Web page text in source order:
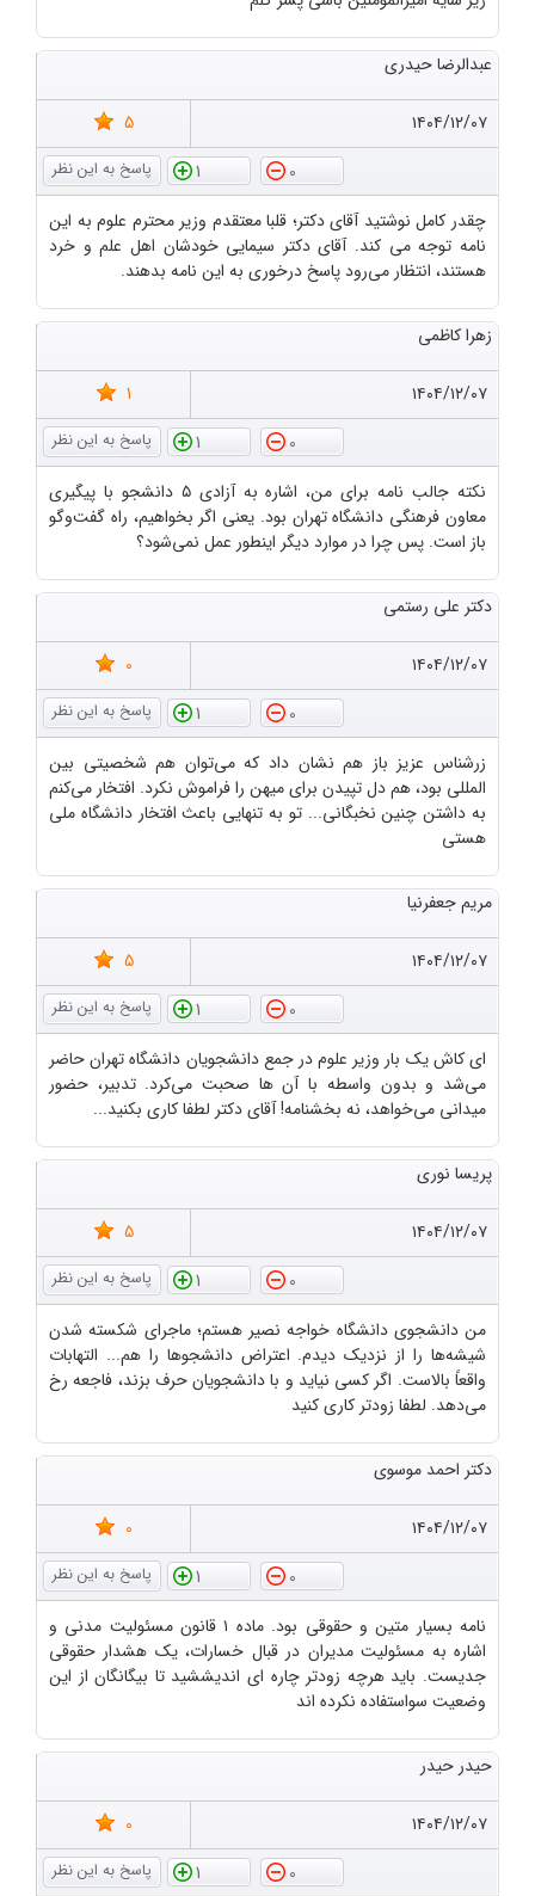
عبدالرضا حیدری
۱۴۰۴/۱۲/۰۷
5
0
1
چقدر کامل نوشتید آقای دکتر؛ قلبا معتقدم وزیر محترم علوم به این
نامه توجه می کند. آقای دکتر سیمایی خودشان اهل علم و خرد
هستند، انتظار می‌رود پاسخ درخوری به این نامه بدهند.
زهرا کاظمی
۱۴۰۴/۱۲/۰۷
1
0
1
نکته جالب نامه برای من، اشاره به آزادی ۵ دانشجو با پیگیری
معاون فرهنگی دانشگاه تهران بود. یعنی اگر بخواهیم، راه گفت‌وگو
باز است. پس چرا در موارد دیگر اینطور عمل نمی‌شود؟
دکتر علی رستمی
۱۴۰۴/۱۲/۰۷
0
0
1
زرشناس عزیز باز هم نشان داد که می‌توان هم شخصیتی بین
المللی بود، هم دل تپیدن برای میهن را فراموش نکرد. افتخار می‌کنم
به داشتن چنین نخبگانی... تو به تنهایی باعث افتخار دانشگاه ملی
هستی
مریم جعفرنیا
۱۴۰۴/۱۲/۰۷
5
0
1
ای کاش یک بار وزیر علوم در جمع دانشجویان دانشگاه تهران حاضر
می‌شد و بدون واسطه با آن ها صحبت می‌کرد. تدبیر، حضور
میدانی می‌خواهد، نه بخشنامه! آقای دکتر لطفا کاری بکنید...
پریسا نوری
۱۴۰۴/۱۲/۰۷
5
0
1
من دانشجوی دانشگاه خواجه نصیر هستم؛ ماجرای شکسته شدن
شیشه‌ها را از نزدیک دیدم. اعتراض دانشجوها را هم... التهابات
واقعاً بالاست. اگر کسی نیاید و با دانشجویان حرف بزند، فاجعه رخ
می‌دهد. لطفا زودتر کاری کنید
دکتر احمد موسوی
۱۴۰۴/۱۲/۰۷
0
0
1
نامه بسیار متین و حقوقی بود. ماده ۱ قانون مسئولیت مدنی و
اشاره به مسئولیت مدیران در قبال خسارات، یک هشدار حقوقی
جدیست. باید هرچه زودتر چاره ای اندیششید تا بیگانگان از این
وضعیت سواستفاده نکرده اند
حیدر حیدر
۱۴۰۴/۱۲/۰۷
0
0
1